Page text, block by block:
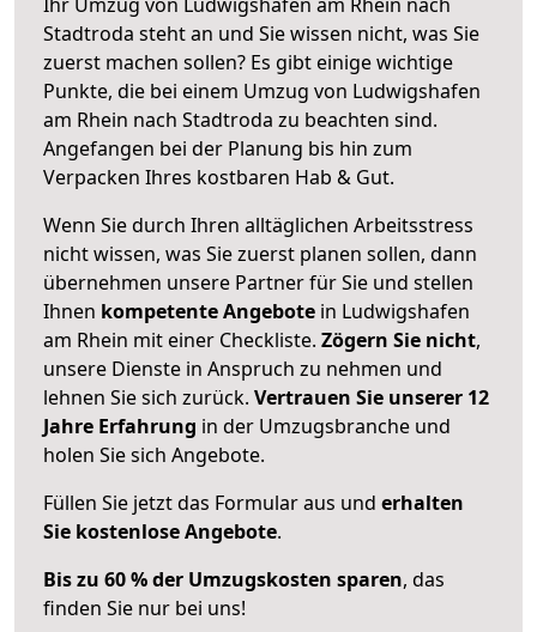
Stadtroda steht an und Sie wissen nicht, was Sie
zuerst machen sollen? Es gibt einige wichtige
Punkte, die bei einem Umzug von Ludwigshafen
am Rhein nach Stadtroda zu beachten sind.
Angefangen bei der Planung bis hin zum
Verpacken Ihres kostbaren Hab & Gut.
Wenn Sie durch Ihren alltäglichen Arbeitsstress
nicht wissen, was Sie zuerst planen sollen, dann
übernehmen unsere Partner für Sie und stellen
Ihnen kompetente Angebote in Ludwigshafen
am Rhein mit einer Checkliste. Zögern Sie nicht,
unsere Dienste in Anspruch zu nehmen und
lehnen Sie sich zurück. Vertrauen Sie unserer 12
Jahre Erfahrung in der Umzugsbranche und
holen Sie sich Angebote.
Füllen Sie jetzt das Formular aus und erhalten
Sie kostenlose Angebote.
Bis zu 60 % der Umzugskosten sparen, das
finden Sie nur bei uns!